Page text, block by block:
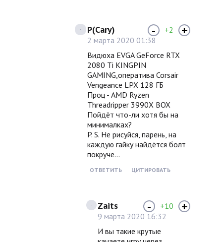
P(Cary)
2 марта 2020 01:38
Видюха EVGA GeForce RTX
2080 Ti KINGPIN
GAMING,оператива Corsair
Vengeance LPX 128 ГБ
Проц - AMD Ryzen
Threadripper 3990X BOX
Пойдёт что-ли хотя бы на
минималках?
P. S. Не рисуйся, парень, на
каждую гайку найдётся болт
покруче...
ОТВЕТИТЬ ЦИТИРОВАТЬ
- +2 +
Zaits
9 марта 2020 16:32
И вы такие крутые
- +10 +